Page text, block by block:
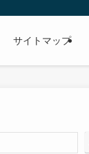
サイトマップ